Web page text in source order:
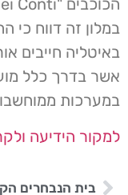
באיטליה חייבים
אשר בדרך כלל
במערכות
למקור הידיעה
בית הנבחרים